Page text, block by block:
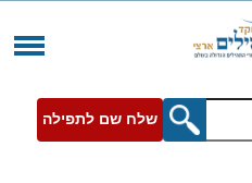
שלח שם לתפילה